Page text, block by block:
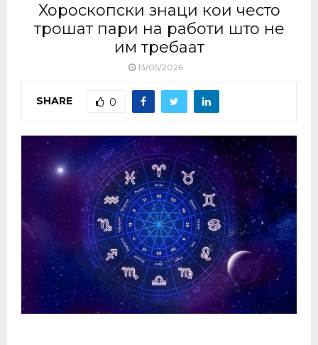
Хороскопски знаци кои често
трошат пари на работи што не
им требаат
13/05/2026
SHARE 0